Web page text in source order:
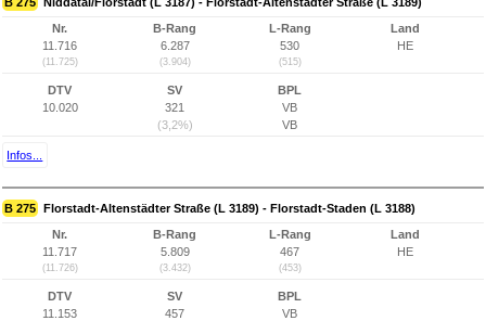
Nr.
11.716
(11.725)
B-Rang
6.287
(3.904)
L-Rang
530
(515)
Land
HE
DTV
10.020
SV
321
(3,2%)
BPL
VB
VB
Infos...
B 275 Florstadt-Altenstädter Straße (L 3189) - Florstadt-Staden (L 3188)
Nr.
11.717
(11.726)
B-Rang
5.809
(3.432)
L-Rang
467
(453)
Land
HE
DTV
11.153
SV
457
BPL
VB